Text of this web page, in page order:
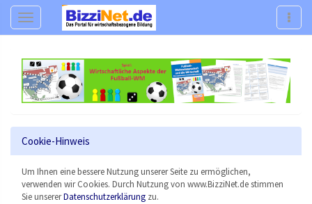
Navigation
Cookie-Hinweis
Um Ihnen eine bessere Nutzung unserer Seite zu ermöglichen,
verwenden wir Cookies. Durch Nutzung von www.BizziNet.de stimmen
Sie unsererDatenschutzerklärung zu.